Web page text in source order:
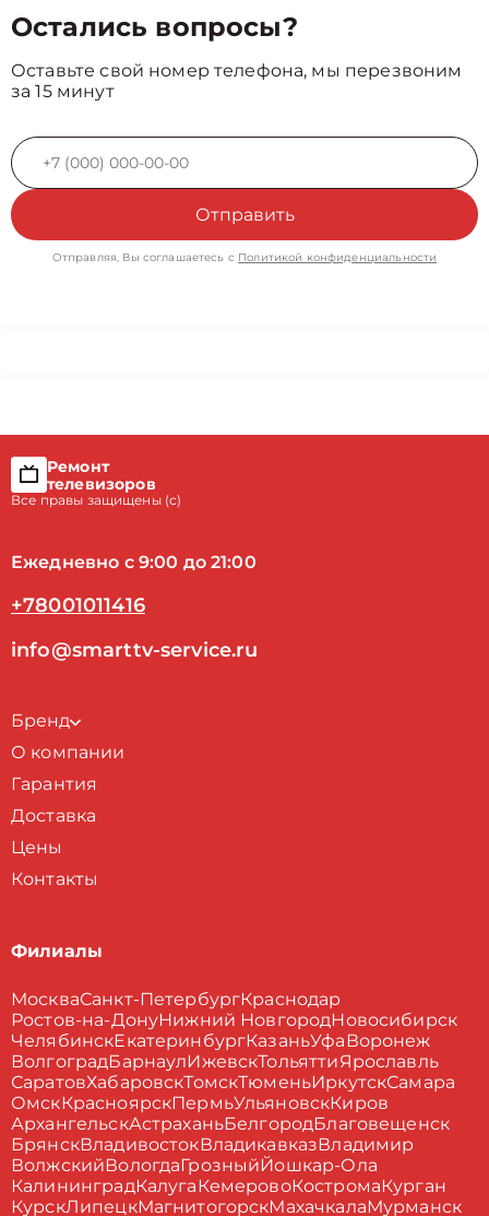
Остались вопросы?
Оставьте свой номер телефона, мы перезвоним
за 15 минут
Отправить
Отправляя, Вы соглашаетесь с Политикой конфиденциальности
Ремонт
телевизоров
Все правы защищены (с)
Ежедневно с 9:00 до 21:00
+78001011416
info@smarttv-service.ru
Бренд
О компании
Гарантия
Доставка
Цены
Контакты
Филиалы
МоскваСанкт-ПетербургКраснодар
Ростов-на-ДонуНижний НовгородНовосибирск
ЧелябинскЕкатеринбургКазаньУфа Воронеж
ВолгоградБарнаулИжевскТольяттиЯрославль
СаратовХабаровскТомскТюменьИркутскСамара
ОмскКрасноярскПермьУльяновскКиров
АрхангельскАстраханьБелгородБлаговещенск
БрянскВладивостокВладикавказВладимир
ВолжскийВологдаГрозныйЙошкар-Ола
КалининградКалуга КемеровоКостромаКурган
КурскЛипецкМагнитогорскМахачкалаМурманск